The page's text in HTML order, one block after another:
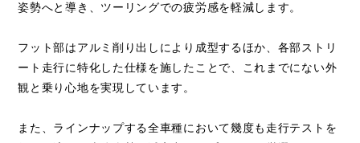
姿勢へと導き、ツーリングでの疲労感を軽減します。
フット部はアルミ削り出しにより成型するほか、各部ストリ
ート走行に特化した仕様を施したことで、これまでにない外
観と乗り心地を実現しています。
また、ラインナップする全車種において幾度も走行テストを